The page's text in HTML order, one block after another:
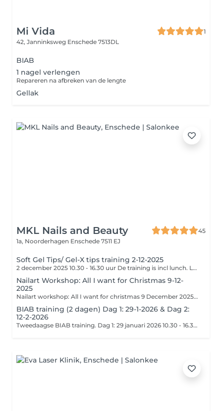
Mi Vida
1
42, Janninksweg Enschede 7513DL
BIAB
1 nagel verlengen
Repareren na afbreken van de lengte
Gellak
MKL Nails and Beauty
45
1a, Noorderhagen Enschede 7511 EJ
Soft Gel Tips/ Gel-X tips training 2-12-2025
2 december 2025 10.30 - 16.30 uur De training is incl lunch. Let op! Het lesgeld dient uiterlijk 5 dagen na de boeking, volledig op de rekening van MKL Nails and Beauty te staan om de boeking definitief te maken. NL35 ABNA 0120 7583 34 T.n.v. MKL Nails Vergeet bij opmerkingen niet om de naam van de training en de naam van de cursist te vermelden. Voor meer info check onze website https://www.mkl-nails.nl/courses
Nailart Workshop: All I want for Christmas 9-12-
2025
Nailart workshop: All I want for christmas 9 December 2025 13.00 - 16.30 uur. Workshop is incl. drinken en wat lekkers. Let op! Het lesgeld dient uiterlijk 5 dagen na de boeking, volledig op de rekening van MKL Nails and Beauty te staan om de boeking definitief te maken. NL35 ABNA 0120 7583 34 T.n.v. MKL Nails Vergeet bij opmerkingen niet om de naam van de workshop en de naam van de cursist te vermelden.
BIAB training (2 dagen) Dag 1: 29-1-2026 & Dag 2:
12-2-2026
Tweedaagse BIAB training. Dag 1: 29 januari 2026 10.30 - 16.30 uur (model ZONDER product op de nagels) Dag 2: 12 februari 2026 10.30 - 16.30 uur (model MET uitgroei BIAB op de nagels) Training is incl. lunch. Let op! Het lesgeld dient uiterlijk 5 dagen na de boeking, volledig op de rekening van MKL Nails and Beauty te staan om de boeking definitief te maken. NL35 ABNA 0120 7583 34 T.n.v. MKL Nails Vergeet bij opmerkingen niet om de naam van de training en de naam van de cursist te vermelden. Voor meer info check onze website https://www.mkl-nails.nl/courses